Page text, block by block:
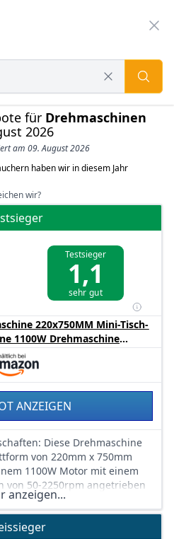
für Drehmaschinen
2026
am 09. August 2026
haben wir in diesem Jahr
wir?
Testsieger
1,1
sehr gut
220x750MM Mini-Tisch-
1100W Drehmaschine
Drehmaschine Variable
Metallbearbeitung Metal Lathe
ANZEIGEN
Diese Drehmaschine
von 220mm x 750mm
1100W Motor mit einem
von 50-2250rpm angetrieben
präzise
ist.
anzeigen...